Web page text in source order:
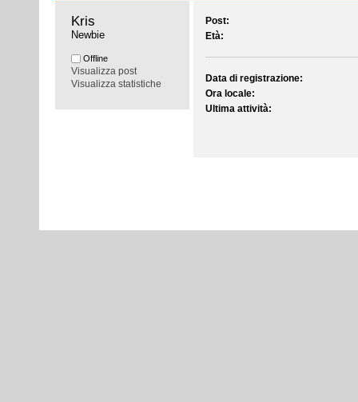
Kris
Newbie
Offline
Visualizza post
Visualizza statistiche
Post:
Età:
Data di registrazione:
Ora locale:
Ultima attività: